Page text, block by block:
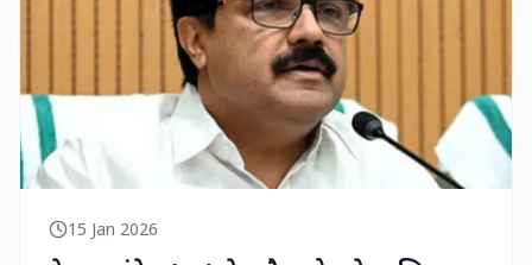
15 Jan 2026